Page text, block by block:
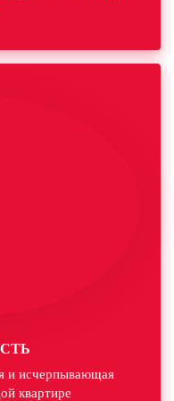
и исчерпывающая
квартире